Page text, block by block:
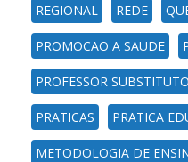
REGIONAL REDE
PROMOCAO A SAUDE
PROFESSOR SUBSTITUTO
PRATICAS PRATICA
METODOLOGIA DE